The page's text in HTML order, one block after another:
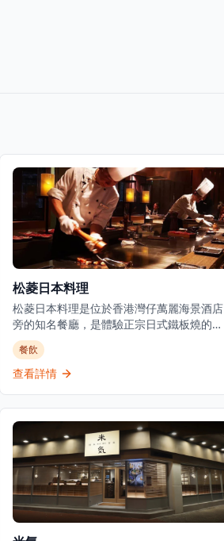
松菱日本料理
松菱日本料理是位於香港灣仔萬麗海景酒店
旁的知名餐廳，是體驗正宗日式鐵板燒的頂
級選擇。餐廳以精緻的傳統日本料理和無可
挑剔的服務而聞名，在香港提供經典日式鐵
板燒宴席已有超過35年的歷史，深受本地食
可以近距離觀看廚師精湛的烹飪技藝。餐廳
環境優雅，適合商務宴請、情侶約會或慶祝
特殊場合。每一道菜都選用最新鮮的時令食
材，由經驗豐富的日籍廚師精心製作，確保
呈現最正宗的日式風味。松菱是香港餐飲界
正宗日本料理的傑出目的地，為追求高品質
日式用餐體驗的客人提供難忘的美食之旅。
餐飲
查看詳情